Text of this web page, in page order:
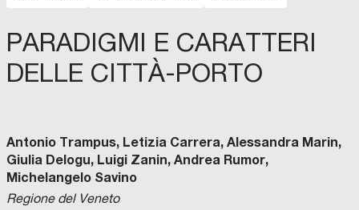
PARADIGMI E CARATTERI
DELLE CITTÀ-PORTO
Antonio Trampus, Letizia Carrera, Alessandra Marin,
Giulia Delogu, Luigi Zanin, Andrea Rumor,
Michelangelo Savino
Regione del Veneto